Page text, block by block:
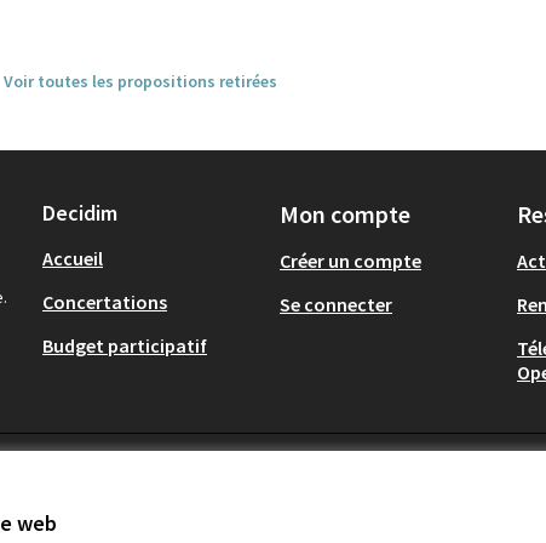
web
Voir toutes les propositions retirées
Decidim
Accueil
Concertations
Budget participatif
Mon compte
Créer un compte
Se connecter